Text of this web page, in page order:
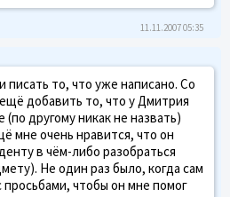
11.11.2007 05:35
писать то, что уже написано. Со
добавить то, что у Дмитрия
(по другому никак не назвать)
мне очень нравится, что он
в чём-либо разобраться
Не один раз было, когда сам
просьбами, чтобы он мне помог